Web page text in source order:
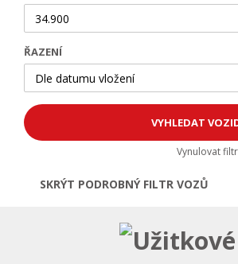
ŘAZENÍ
Vynulovat filtr
SKRÝT PODROBNÝ FILTR VOZŮ